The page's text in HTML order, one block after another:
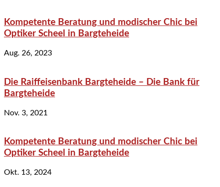
Kompetente Beratung und modischer Chic bei
Optiker Scheel in Bargteheide
Aug. 26, 2023
Die Raiffeisenbank Bargteheide – Die Bank für
Bargteheide
Nov. 3, 2021
Kompetente Beratung und modischer Chic bei
Optiker Scheel in Bargteheide
Okt. 13, 2024